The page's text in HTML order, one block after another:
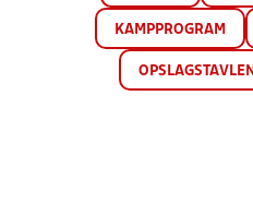
KAMPPROGRAM
OPSLAGSTAVLEN